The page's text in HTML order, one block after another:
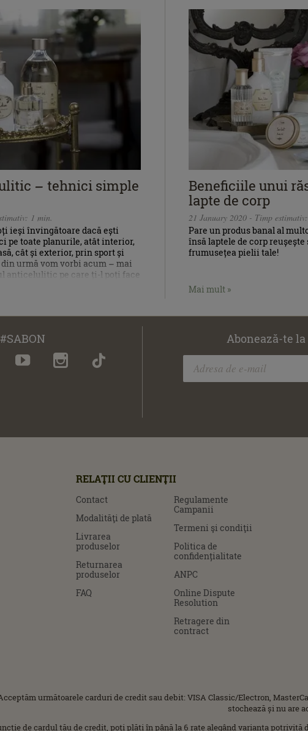
– tehnici simple
1 min.
ieși învingătoare dacă ești
pe toate planurile, atât interior,
cât și exterior, prin sport și
din urmă vom vorbi acum – mai
anticelulitic pe care ți-l poți face
Beneficiile unui
lapte de corp
21 January 2020 - Timp
Pare un produs banal al
însă laptele de corp
frumusețea pielii tale!
Mai mult »
Abonează-te
#SABON
RELAŢII CU CLIENŢII
Contact
Modalităţi de plată
Livrarea
produselor
Returnarea
produselor
FAQ
Regulamente
Campanii
Termeni şi condiţii
Politica de
confidențialitate
ANPC
Online Dispute
Resolution
Retragere din
contract
următoarele carduri de credit sau debit: VISA Classic/Electron,
stochează și nu are
de cardul tău de credit, poți plăti în până la 6 rate alegând varianta potrivită